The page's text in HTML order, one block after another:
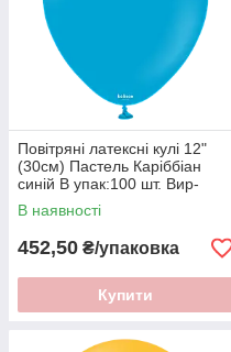
Повітряні латексні кулі 12"
(30см) Пастель Каріббіан
синій В упак:100 шт. Вир-
во:"Kalisan" Туреччина
В наявності
452,50 ₴/упаковка
Купити